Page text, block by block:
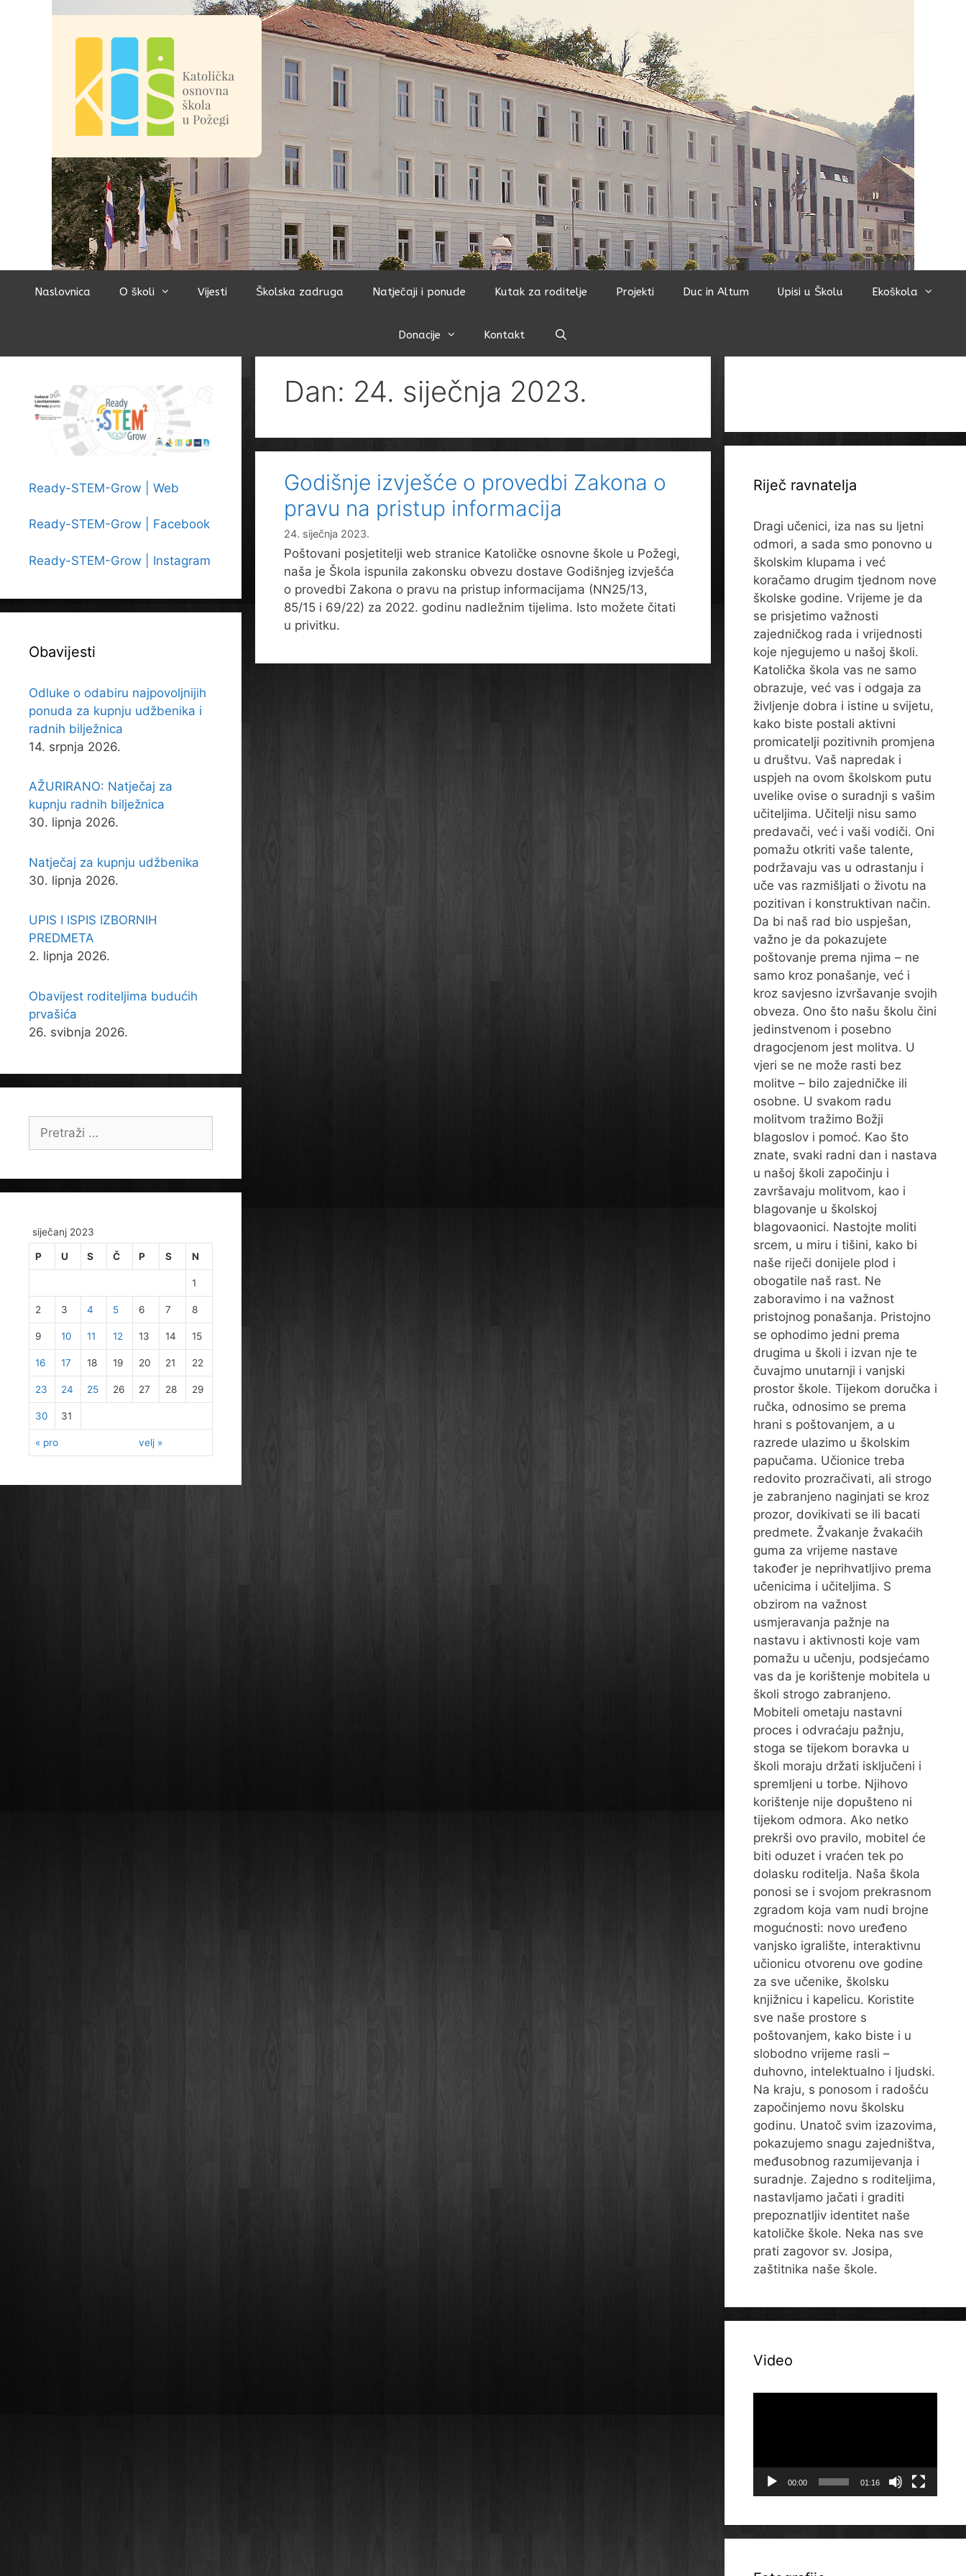
Naslovnica O školi Vijesti Školska zadruga Natječaji i ponude Kutak za roditelje Projekti Duc in Altum Upisi u Školu Ekoškola
Donacije Kontakt
Dan: 24. siječnja 2023.
Godišnje izvješće o provedbi Zakona o
pravu na pristup informacija
24. siječnja 2023.
Poštovani posjetitelji web stranice Katoličke osnovne škole u Požegi,
naša je Škola ispunila zakonsku obvezu dostave Godišnjeg izvješća
o provedbi Zakona o pravu na pristup informacijama (NN25/13,
85/15 i 69/22) za 2022. godinu nadležnim tijelima. Isto možete čitati
u privitku.
Ready-STEM-Grow | Web
Ready-STEM-Grow | Facebook
Ready-STEM-Grow | Instagram
Obavijesti
Odluke o odabiru najpovoljnijih
ponuda za kupnju udžbenika i
radnih bilježnica
14. srpnja 2026.
AŽURIRANO: Natječaj za
kupnju radnih bilježnica
30. lipnja 2026.
Natječaj za kupnju udžbenika
30. lipnja 2026.
UPIS I ISPIS IZBORNIH
PREDMETA
2. lipnja 2026.
Obavijest roditeljima budućih
prvašića
26. svibnja 2026.
siječanj 2023
P U S Č P S N
« pro velj »
1
2 3 4 5 6 7 8
9 10 11 12 13 14 15
16 17 18 19 20 21 22
23 24 25 26 27 28 29
30 31
Riječ ravnatelja
Dragi učenici, iza nas su ljetni
odmori, a sada smo ponovno u
školskim klupama i već
koračamo drugim tjednom nove
školske godine. Vrijeme je da
se prisjetimo važnosti
zajedničkog rada i vrijednosti
koje njegujemo u našoj školi.
Katolička škola vas ne samo
obrazuje, već vas i odgaja za
življenje dobra i istine u svijetu,
kako biste postali aktivni
promicatelji pozitivnih promjena
u društvu. Vaš napredak i
uspjeh na ovom školskom putu
uvelike ovise o suradnji s vašim
učiteljima. Učitelji nisu samo
predavači, već i vaši vodiči. Oni
pomažu otkriti vaše talente,
podržavaju vas u odrastanju i
uče vas razmišljati o životu na
pozitivan i konstruktivan način.
Da bi naš rad bio uspješan,
važno je da pokazujete
poštovanje prema njima – ne
samo kroz ponašanje, već i
kroz savjesno izvršavanje svojih
obveza. Ono što našu školu čini
jedinstvenom i posebno
dragocjenom jest molitva. U
vjeri se ne može rasti bez
molitve – bilo zajedničke ili
osobne. U svakom radu
molitvom tražimo Božji
blagoslov i pomoć. Kao što
znate, svaki radni dan i nastava
u našoj školi započinju i
završavaju molitvom, kao i
blagovanje u školskoj
blagovaonici. Nastojte moliti
srcem, u miru i tišini, kako bi
naše riječi donijele plod i
obogatile naš rast. Ne
zaboravimo i na važnost
pristojnog ponašanja. Pristojno
se ophodimo jedni prema
drugima u školi i izvan nje te
čuvajmo unutarnji i vanjski
prostor škole. Tijekom doručka i
ručka, odnosimo se prema
hrani s poštovanjem, a u
razrede ulazimo u školskim
papučama. Učionice treba
redovito prozračivati, ali strogo
je zabranjeno naginjati se kroz
prozor, dovikivati se ili bacati
predmete. Žvakanje žvakaćih
guma za vrijeme nastave
također je neprihvatljivo prema
učenicima i učiteljima. S
obzirom na važnost
usmjeravanja pažnje na
nastavu i aktivnosti koje vam
pomažu u učenju, podsjećamo
vas da je korištenje mobitela u
školi strogo zabranjeno.
Mobiteli ometaju nastavni
proces i odvraćaju pažnju,
stoga se tijekom boravka u
školi moraju držati isključeni i
spremljeni u torbe. Njihovo
korištenje nije dopušteno ni
tijekom odmora. Ako netko
prekrši ovo pravilo, mobitel će
biti oduzet i vraćen tek po
dolasku roditelja. Naša škola
ponosi se i svojom prekrasnom
zgradom koja vam nudi brojne
mogućnosti: novo uređeno
vanjsko igralište, interaktivnu
učionicu otvorenu ove godine
za sve učenike, školsku
knjižnicu i kapelicu. Koristite
sve naše prostore s
poštovanjem, kako biste i u
slobodno vrijeme rasli –
duhovno, intelektualno i ljudski.
Na kraju, s ponosom i radošću
započinjemo novu školsku
godinu. Unatoč svim izazovima,
pokazujemo snagu zajedništva,
međusobnog razumijevanja i
suradnje. Zajedno s roditeljima,
nastavljamo jačati i graditi
prepoznatljiv identitet naše
katoličke škole. Neka nas sve
prati zagovor sv. Josipa,
zaštitnika naše škole.
Video
00:00 01:16